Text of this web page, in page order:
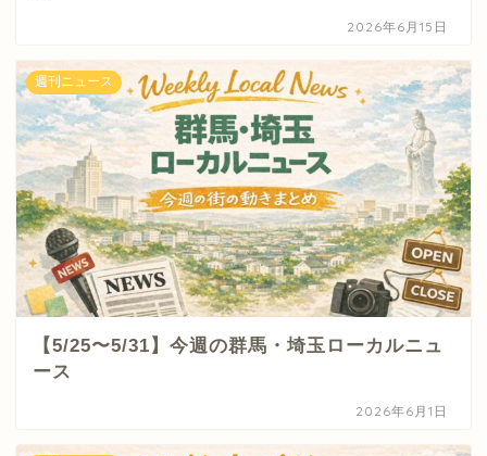
2026年6月15日
週刊ニュース
【5/25〜5/31】今週の群馬・埼玉ローカルニュ
ース
2026年6月1日